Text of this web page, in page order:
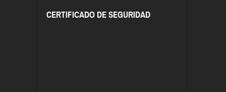
CERTIFICADO DE SEGURIDAD